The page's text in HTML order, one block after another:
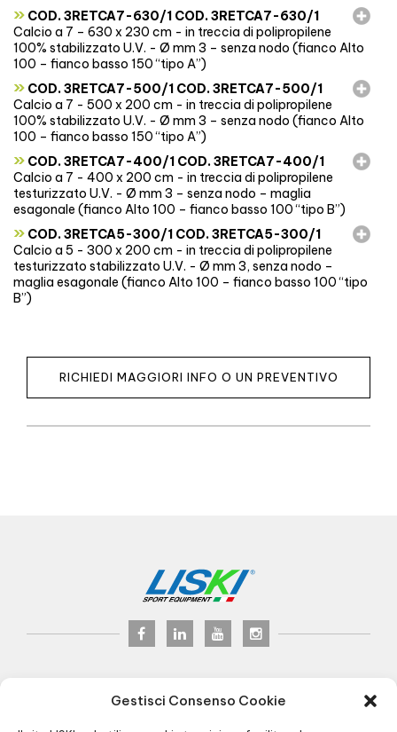
Gestisci Consenso Cookie
» COD. 3RETCA7-630/1 COD. 3RETCA7-630/1
Calcio a 7 – 630 x 230 cm - in treccia di polipropilene
100% stabilizzato U.V. - Ø mm 3 – senza nodo (fianco Alto
100 – fianco basso 150 “tipo A”)
» COD. 3RETCA7-500/1 COD. 3RETCA7-500/1
Calcio a 7 - 500 x 200 cm - in treccia di polipropilene
100% stabilizzato U.V. - Ø mm 3 – senza nodo (fianco Alto
100 – fianco basso 150 “tipo A”)
» COD. 3RETCA7-400/1 COD. 3RETCA7-400/1
Calcio a 7 - 400 x 200 cm - in treccia di polipropilene
testurizzato U.V. - Ø mm 3 – senza nodo – maglia
esagonale (fianco Alto 100 – fianco basso 100 “tipo B”)
» COD. 3RETCA5-300/1 COD. 3RETCA5-300/1
Calcio a 5 - 300 x 200 cm - in treccia di polipropilene
testurizzato stabilizzato U.V. - Ø mm 3, senza nodo –
maglia esagonale (fianco Alto 100 – fianco basso 100 “tipo
B”)
RICHIEDI MAGGIORI INFO O UN PREVENTIVO
© 2024LISKI s.r.l.
Via Veneto, 8 - 24041 Brembate (BG) Italy